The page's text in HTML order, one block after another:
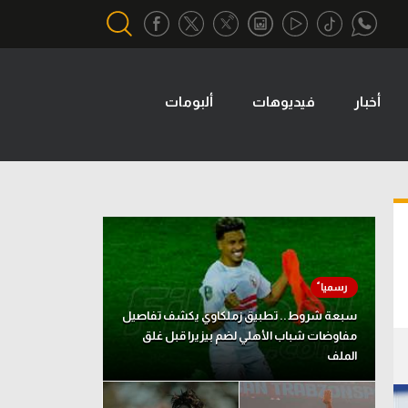
تحقيق في الجول
تقرير في الجول
تحليل في الجول
حكايات في الجول
كويز في الجول
فيديو في الجول
أخبار فيديوهات ألبومات
سبعة شروط.. تطبيق زملكاوي يكشف تفاصيل
مفاوضات شباب الأهلي لضم بيزيرا قبل غلق
الملف